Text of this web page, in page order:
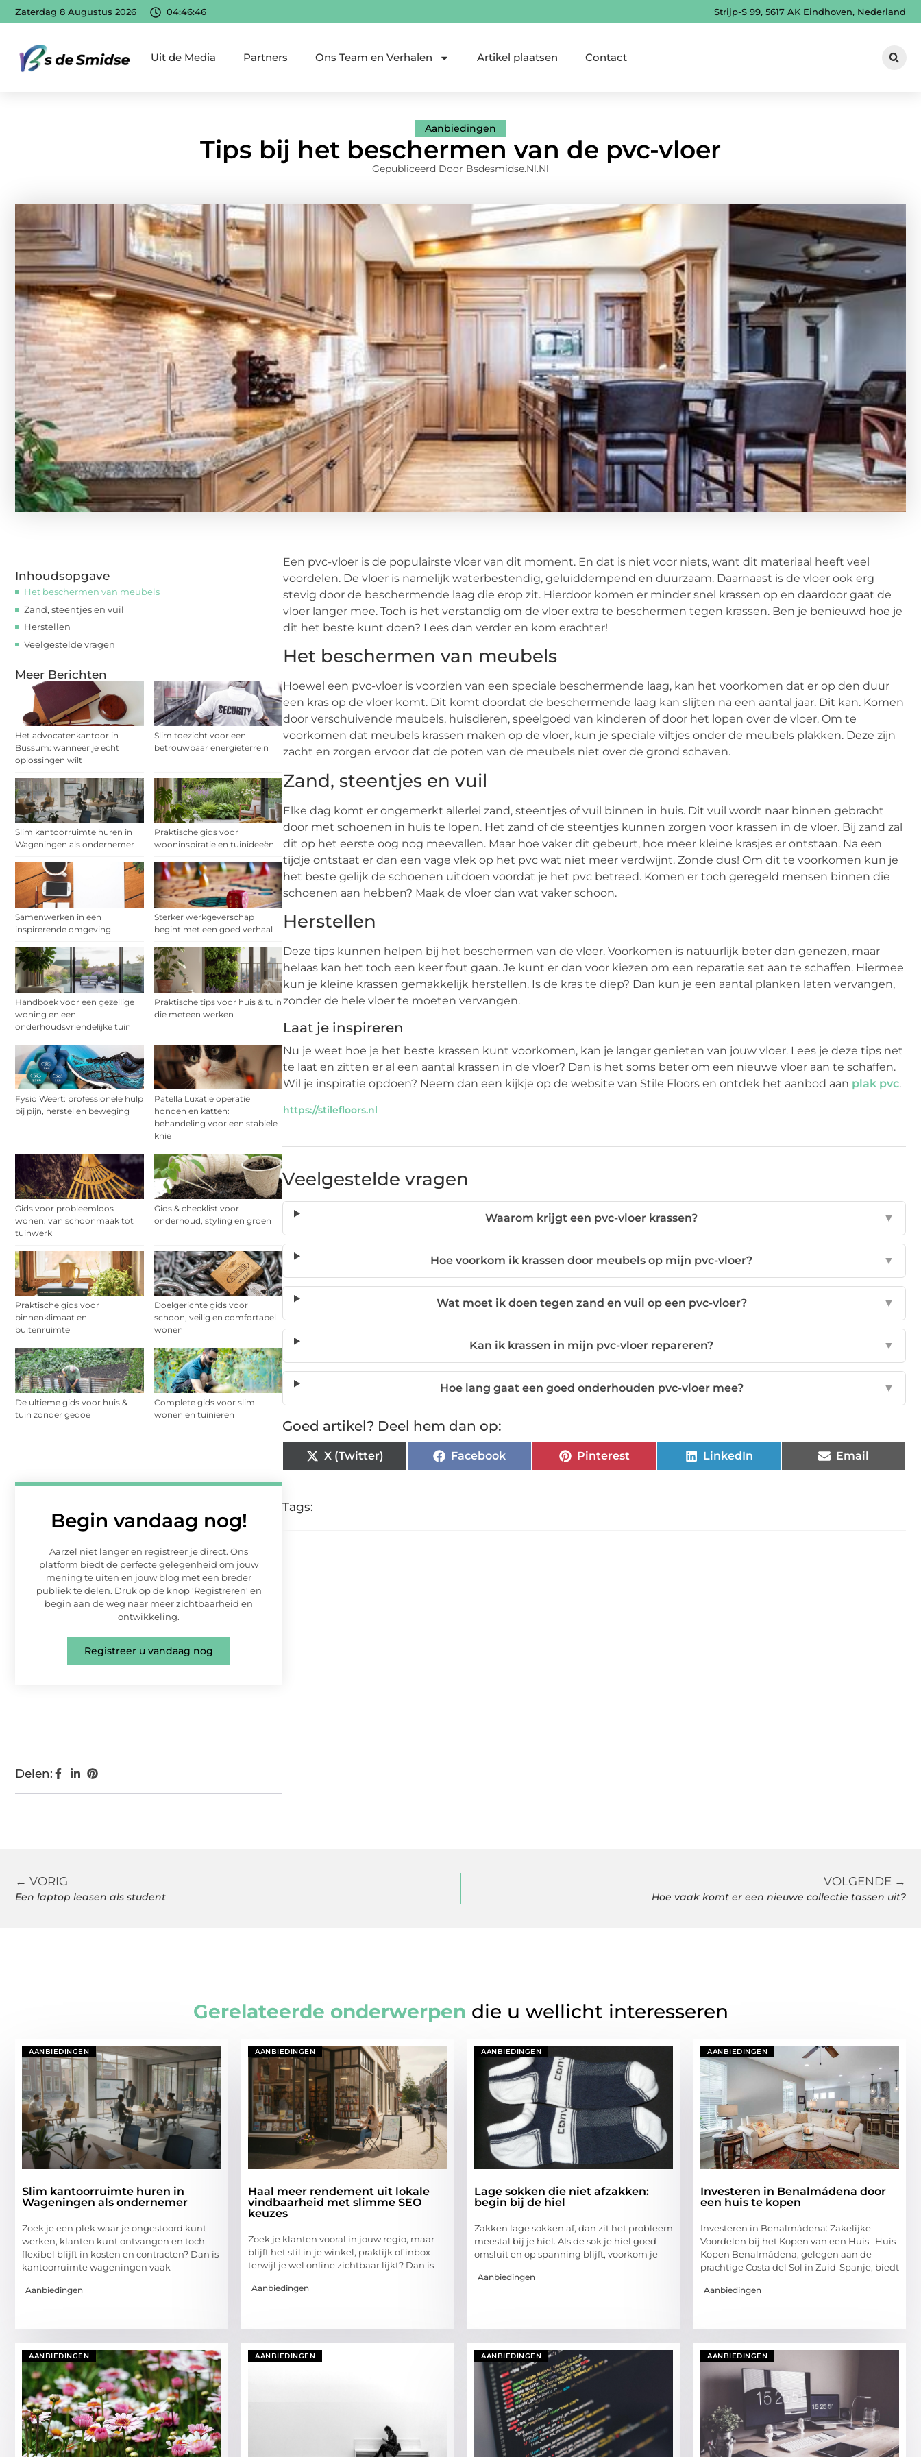
Zaterdag 8 Augustus 2026 04:46:47 Strijp-S 99, 5617 AK Eindhoven, Nederland
Uit de Media Partners Ons Team en Verhalen Artikel plaatsen Contact
Aanbiedingen
Tips bij het beschermen van de pvc-vloer
Gepubliceerd Door Bsdesmidse.nl.nl
Inhoudsopgave
Het beschermen van meubels
Zand, steentjes en vuil
Herstellen
Veelgestelde vragen
Meer Berichten
Het advocatenkantoor in
Bussum: wanneer je echt
oplossingen wilt
Slim toezicht voor een
betrouwbaar energieterrein
Slim kantoorruimte huren in
Wageningen als ondernemer
Praktische gids voor
wooninspiratie en tuinideeën
Samenwerken in een
inspirerende omgeving
Sterker werkgeverschap
begint met een goed verhaal
Handboek voor een gezellige
woning en een
onderhoudsvriendelijke tuin
Praktische tips voor huis & tuin
die meteen werken
Fysio Weert: professionele hulp
bij pijn, herstel en beweging
Patella Luxatie operatie
honden en katten:
behandeling voor een stabiele
knie
Gids voor probleemloos
wonen: van schoonmaak tot
tuinwerk
Gids & checklist voor
onderhoud, styling en groen
Praktische gids voor
binnenklimaat en
buitenruimte
Doelgerichte gids voor
schoon, veilig en comfortabel
wonen
De ultieme gids voor huis &
tuin zonder gedoe
Complete gids voor slim
wonen en tuinieren
Begin vandaag nog!
Aarzel niet langer en registreer je direct. Ons
platform biedt de perfecte gelegenheid om jouw
mening te uiten en jouw blog met een breder
publiek te delen. Druk op de knop 'Registreren' en
begin aan de weg naar meer zichtbaarheid en
ontwikkeling.
Registreer u vandaag nog
Delen:
Een pvc-vloer is de populairste vloer van dit moment. En dat is niet voor niets, want dit materiaal heeft veel
voordelen. De vloer is namelijk waterbestendig, geluiddempend en duurzaam. Daarnaast is de vloer ook erg
stevig door de beschermende laag die erop zit. Hierdoor komen er minder snel krassen op en daardoor gaat de
vloer langer mee. Toch is het verstandig om de vloer extra te beschermen tegen krassen. Ben je benieuwd hoe je
dit het beste kunt doen? Lees dan verder en kom erachter!
Het beschermen van meubels
Hoewel een pvc-vloer is voorzien van een speciale beschermende laag, kan het voorkomen dat er op den duur
een kras op de vloer komt. Dit komt doordat de beschermende laag kan slijten na een aantal jaar. Dit kan. Komen
door verschuivende meubels, huisdieren, speelgoed van kinderen of door het lopen over de vloer. Om te
voorkomen dat meubels krassen maken op de vloer, kun je speciale viltjes onder de meubels plakken. Deze zijn
zacht en zorgen ervoor dat de poten van de meubels niet over de grond schaven.
Zand, steentjes en vuil
Elke dag komt er ongemerkt allerlei zand, steentjes of vuil binnen in huis. Dit vuil wordt naar binnen gebracht
door met schoenen in huis te lopen. Het zand of de steentjes kunnen zorgen voor krassen in de vloer. Bij zand zal
dit op het eerste oog nog meevallen. Maar hoe vaker dit gebeurt, hoe meer kleine krasjes er ontstaan. Na een
tijdje ontstaat er dan een vage vlek op het pvc wat niet meer verdwijnt. Zonde dus! Om dit te voorkomen kun je
het beste gelijk de schoenen uitdoen voordat je het pvc betreed. Komen er toch geregeld mensen binnen die
schoenen aan hebben? Maak de vloer dan wat vaker schoon.
Herstellen
Deze tips kunnen helpen bij het beschermen van de vloer. Voorkomen is natuurlijk beter dan genezen, maar
helaas kan het toch een keer fout gaan. Je kunt er dan voor kiezen om een reparatie set aan te schaffen. Hiermee
kun je kleine krassen gemakkelijk herstellen. Is de kras te diep? Dan kun je een aantal planken laten vervangen,
zonder de hele vloer te moeten vervangen.
Laat je inspireren
Nu je weet hoe je het beste krassen kunt voorkomen, kan je langer genieten van jouw vloer. Lees je deze tips net
te laat en zitten er al een aantal krassen in de vloer? Dan is het soms beter om een nieuwe vloer aan te schaffen.
Wil je inspiratie opdoen? Neem dan een kijkje op de website van Stile Floors en ontdek het aanbod aan plak pvc.
https://stilefloors.nl
Veelgestelde vragen
Waarom krijgt een pvc-vloer krassen? ▼
Hoe voorkom ik krassen door meubels op mijn pvc-vloer? ▼
Wat moet ik doen tegen zand en vuil op een pvc-vloer? ▼
Kan ik krassen in mijn pvc-vloer repareren? ▼
Hoe lang gaat een goed onderhouden pvc-vloer mee? ▼
Goed artikel? Deel hem dan op:
X (Twitter) Facebook Pinterest LinkedIn Email
Tags:
← VORIG
Een laptop leasen als student
VOLGENDE →
Hoe vaak komt er een nieuwe collectie tassen uit?
Gerelateerde onderwerpen die u wellicht interesseren
AANBIEDINGEN
Slim kantoorruimte huren in
Wageningen als ondernemer
Zoek je een plek waar je ongestoord kunt
werken, klanten kunt ontvangen en toch
flexibel blijft in kosten en contracten? Dan is
kantoorruimte wageningen vaak
Aanbiedingen
AANBIEDINGEN
Haal meer rendement uit lokale
vindbaarheid met slimme SEO
keuzes
Zoek je klanten vooral in jouw regio, maar
blijft het stil in je winkel, praktijk of inbox
terwijl je wel online zichtbaar lijkt? Dan is
Aanbiedingen
AANBIEDINGEN
Lage sokken die niet afzakken:
begin bij de hiel
Zakken lage sokken af, dan zit het probleem
meestal bij je hiel. Als de sok je hiel goed
omsluit en op spanning blijft, voorkom je
Aanbiedingen
AANBIEDINGEN
Investeren in Benalmádena door
een huis te kopen
Investeren in Benalmádena: Zakelijke
Voordelen bij het Kopen van een Huis Huis
Kopen Benalmádena, gelegen aan de
prachtige Costa del Sol in Zuid-Spanje, biedt
Aanbiedingen
AANBIEDINGEN AANBIEDINGEN AANBIEDINGEN AANBIEDINGEN